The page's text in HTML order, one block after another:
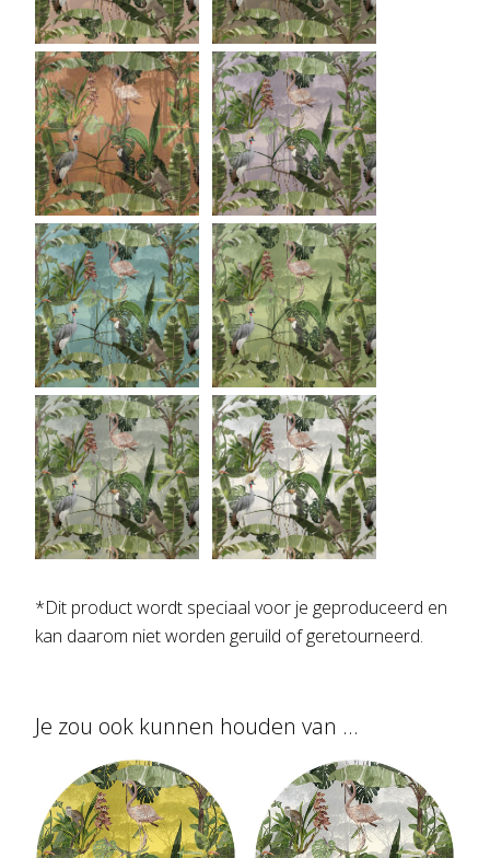
*Dit product wordt speciaal voor je geproduceerd en
kan daarom niet worden geruild of geretourneerd.
Je zou ook kunnen houden van …